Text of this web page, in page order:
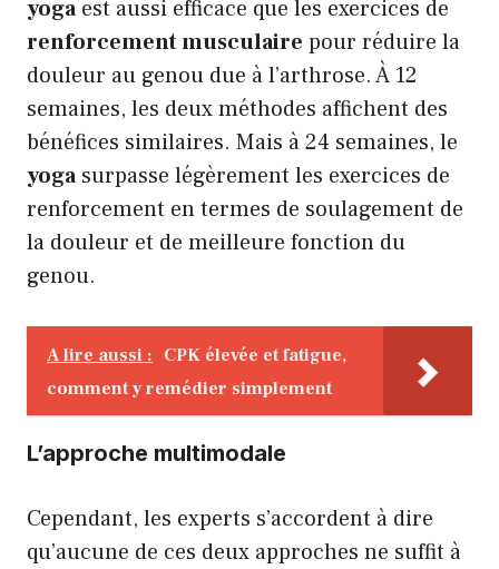
yogaest aussi efficace que les exercices de
renforcement musculaire pour réduire la
douleur au genou due à l’arthrose. À 12
semaines, les deux méthodes affichent des
bénéfices similaires. Mais à 24 semaines, le
yogasurpasse légèrement les exercices de
renforcement en termes de soulagement de
la douleur et de meilleure fonction du
genou.
A lire aussi : CPK élevée et fatigue,
comment y remédier simplement
L’approche multimodale
Cependant, les experts s’accordent à dire
qu’aucune de ces deux approches ne suffit à